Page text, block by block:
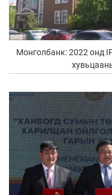
Монголбанк: 2022 онд